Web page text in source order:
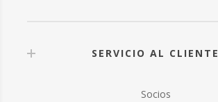
SERVICIO AL CLIENTE
Socios